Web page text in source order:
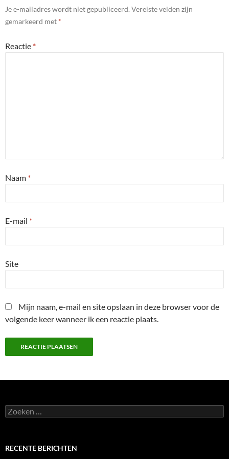
Je e-mailadres wordt niet gepubliceerd. Vereiste velden zijn
gemarkeerd met *
Reactie *
Naam *
E-mail *
Site
Mijn naam, e-mail en site opslaan in deze browser voor de
volgende keer wanneer ik een reactie plaats.
Zoeken
naar:
RECENTE BERICHTEN